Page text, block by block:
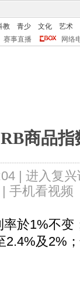
教 青少 文化
艺术
赛事直播 网络
商品
| 进入复兴
手机看视频
於1%不变
及2%